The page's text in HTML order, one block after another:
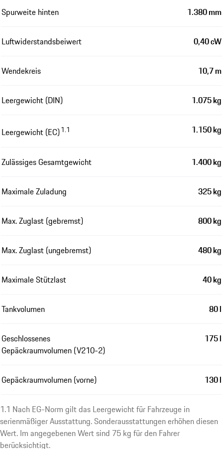
Spurweite hinten 1.380 mm
Luftwiderstandsbeiwert 0,40 cW
Wendekreis 10,7 m
Leergewicht (DIN) 1.075 kg
Leergewicht (EC)1.1 1.150 kg
Zulässiges Gesamtgewicht 1.400 kg
Maximale Zuladung 325 kg
Max. Zuglast (gebremst) 800 kg
Max. Zuglast (ungebremst) 480 kg
Maximale Stützlast 40 kg
Tankvolumen 80 l
Geschlossenes
Gepäckraumvolumen (V210-2)
175 l
Gepäckraumvolumen (vorne) 130 l
1.1 Nach EG-Norm gilt das Leergewicht für Fahrzeuge in
serienmäßiger Ausstattung. Sonderausstattungen erhöhen diesen
Wert. Im angegebenen Wert sind 75 kg für den Fahrer
berücksichtigt.